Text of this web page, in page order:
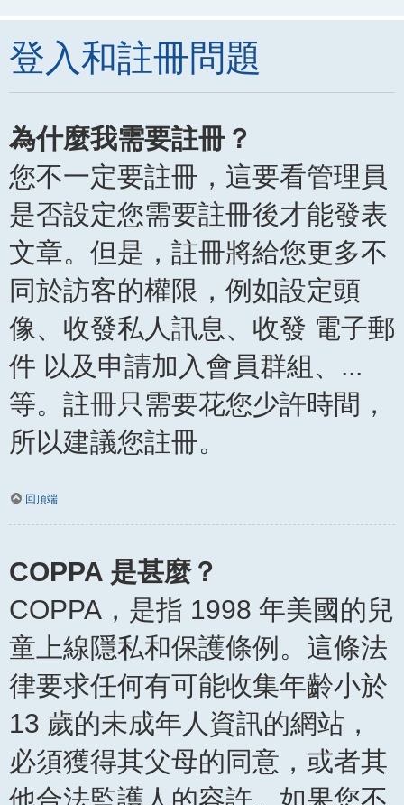
登入和註冊問題
為什麼我需要註冊？
您不一定要註冊，這要看管理員
是否設定您需要註冊後才能發表
文章。但是，註冊將給您更多不
同於訪客的權限，例如設定頭
像、收發私人訊息、收發 電子郵
件 以及申請加入會員群組、...
等。註冊只需要花您少許時間，
所以建議您註冊。
回頂端
COPPA 是甚麼？
COPPA，是指 1998 年美國的兒
童上線隱私和保護條例。這條法
律要求任何有可能收集年齡小於
13 歲的未成年人資訊的網站，
必須獲得其父母的同意，或者其
他合法監護人的容許。如果您不